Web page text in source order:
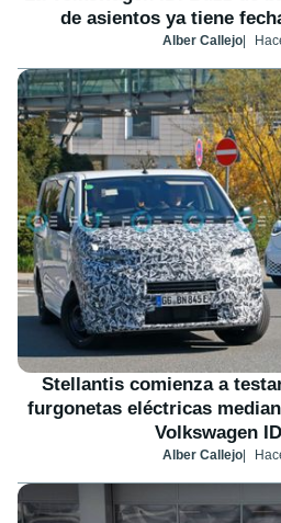
de asientos ya tiene
Alber Callejo
Stellantis comienza a
furgonetas eléctricas
Volkswagen
Alber Callejo